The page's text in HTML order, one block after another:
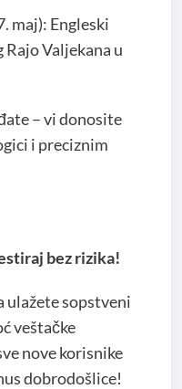
maj): Engleski
Valjekana u
– vi donosite
i preciznim
bez rizika!
ulažete sopstveni
veštačke
nove korisnike
dobrodošlice!